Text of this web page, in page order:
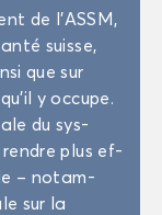
de l’ASSM,
suisse,
que sur
y oc­cupe.
du sys­
rendre plus ef­
– no­tam­
sur la